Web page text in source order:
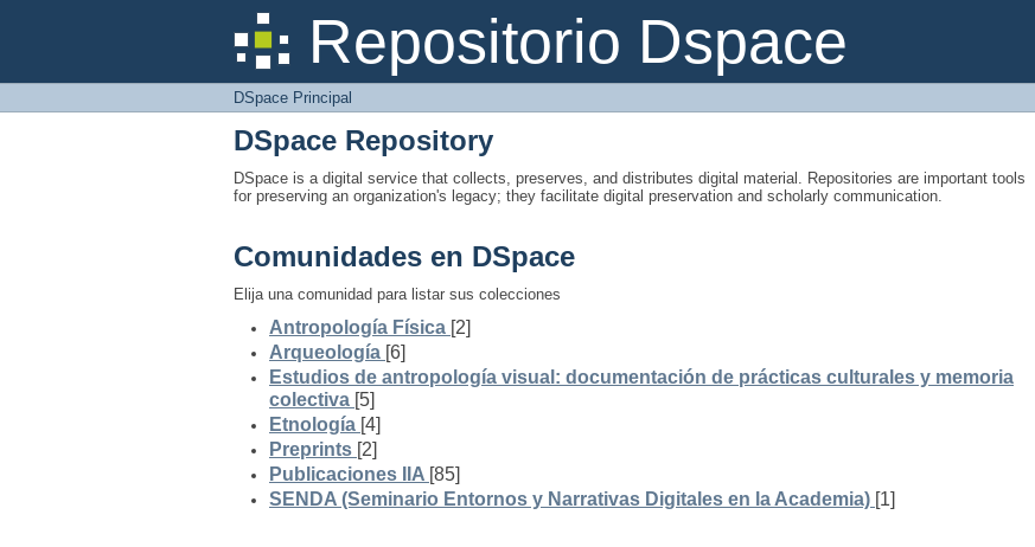
Repositorio Dspace
DSpace Principal
DSpace Principal
DSpace Repository
DSpace is a digital service that collects, preserves, and distributes digital material. Repositories are important tools
for preserving an organization's legacy; they facilitate digital preservation and scholarly communication.
Comunidades en DSpace
Elija una comunidad para listar sus colecciones
Antropología Física [2]
Arqueología [6]
Estudios de antropología visual: documentación de prácticas culturales y memoria
colectiva [5]
Etnología [4]
Preprints [2]
Publicaciones IIA [85]
SENDA (Seminario Entornos y Narrativas Digitales en la Academia) [1]